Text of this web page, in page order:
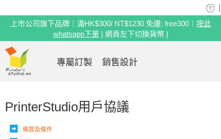
PrinterStudio用戶協議
條款及條件
上市公司旗下品牌｜滿HK$300/ NT$1230 免運: free300｜ 按此
whatsapp下單 | 網頁左下切換貨幣 |
專屬訂製 銷售設計